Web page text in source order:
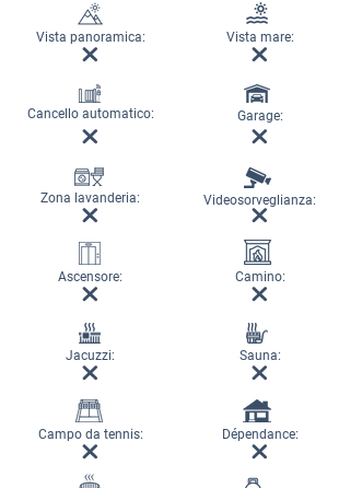
Vista panoramica:
Cancello automatico:
Zona lavanderia:
Ascensore:
Jacuzzi:
Campo da tennis:
Vista mare:
Garage:
Videosorveglianza:
Camino:
Sauna:
Dépendance: